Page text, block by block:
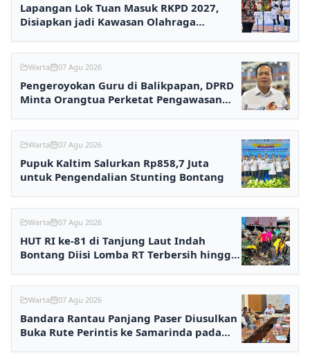
Lapangan Lok Tuan Masuk RKPD 2027,
Disiapkan jadi Kawasan Olahraga
Warta 07 Agu 2026
Pengeroyokan Guru di Balikpapan, DPRD
Minta Orangtua Perketat Pengawasan
Warta 07 Agu 2026
Pupuk Kaltim Salurkan Rp858,7 Juta
untuk Pengendalian Stunting Bontang
Warta 07 Agu 2026
HUT RI ke-81 di Tanjung Laut Indah
Bontang Diisi Lomba RT Terbersih hingga
Warta 07 Agu 2026
Bandara Rantau Panjang Paser Diusulkan
Buka Rute Perintis ke Samarinda pada